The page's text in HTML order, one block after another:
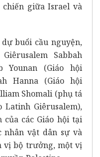
giữa Israel và
buổi cầu nguyện,
Sabbah
Younan (Giáo hội
Hanna (Giáo hội
Shomali (phụ tá
Latinh Giêrusalem),
các Giáo hội tại
nhân vật dân sự và
vị bộ trưởng, một vị